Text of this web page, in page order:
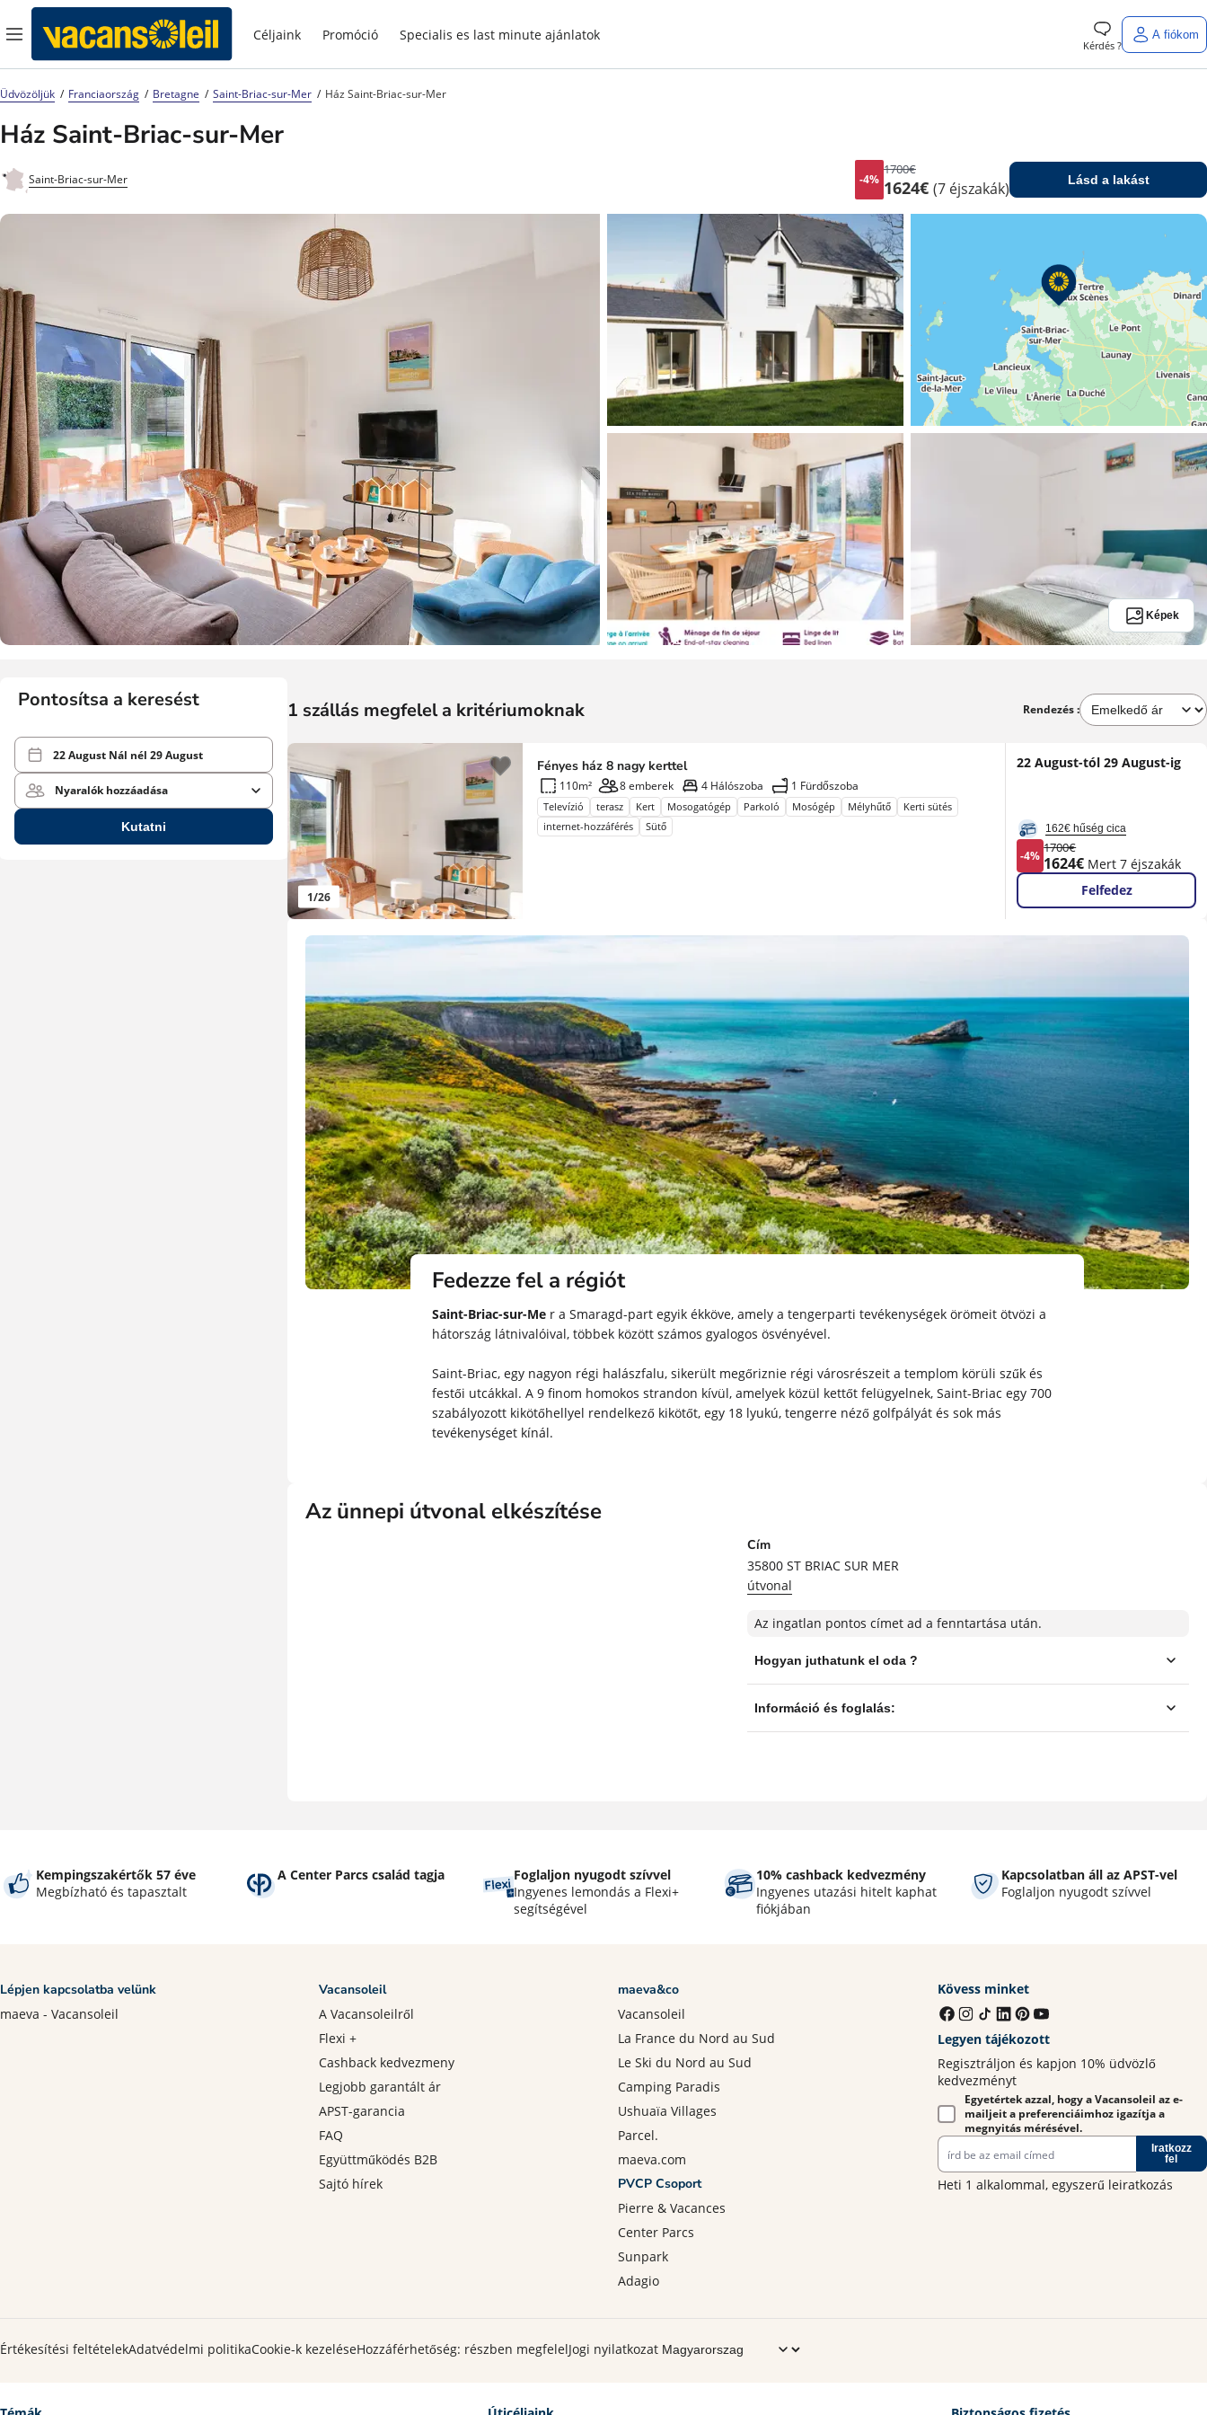
Céljaink Promóció Specialis es last minute ajánlatok
Kérdés ?
A fiókom
Üdvözöljük Franciaország Bretagne Saint-Briac-sur-Mer Ház Saint-Briac-sur-Mer
Ház Saint-Briac-sur-Mer
Saint-Briac-sur-Mer -4%
1700€
1624€ (7 éjszakák) Lásd a lakást
Képek
Pontosítsa a keresést
22 August Nál nél 29 August
Nyaralók hozzáadása
Kutatni
1 szállás megfelel a kritériumoknak Rendezés :
1/26
Fényes ház 8 nagy kerttel
110m² 8 emberek 4 Hálószoba 1 Fürdőszoba
Televízió terasz Kert Mosogatógép Parkoló Mosógép Mélyhűtő
Kerti sütés
internet-hozzáférés
Sütő
22 August-tól 29 August-ig
162€ hűség cica
-4%
Korábbi
díj
1700€
Új
ár
1624€ Mert 7 éjszakák
Felfedez
Fedezze fel a régiót
Saint-Briac-sur-Me r a Smaragd-part egyik ékköve, amely a tengerparti tevékenységek örömeit ötvözi a
hátország látnivalóival, többek között számos gyalogos ösvényével.
Saint-Briac, egy nagyon régi halászfalu, sikerült megőriznie régi városrészeit a templom körüli szűk és
festői utcákkal. A 9 finom homokos strandon kívül, amelyek közül kettőt felügyelnek, Saint-Briac egy 700
szabályozott kikötőhellyel rendelkező kikötőt, egy 18 lyukú, tengerre néző golfpályát és sok más
tevékenységet kínál.
Az ünnepi útvonal elkészítése
Cím
35800 ST BRIAC SUR MER
útvonal
Az ingatlan pontos címet ad a fenntartása után.
Kempingszakértők 57 éve
Megbízható és tapasztalt
A Center Parcs család tagja
Foglaljon nyugodt szívvel
Ingyenes lemondás a Flexi+
segítségével
10% cashback kedvezmény
Ingyenes utazási hitelt kaphat
fiókjában
Kapcsolatban áll az APST-vel
Foglaljon nyugodt szívvel
Lépjen kapcsolatba velünk
maeva - Vacansoleil
Vacansoleil
A Vacansoleilről
Flexi +
Cashback kedvezmeny
Legjobb garantált ár
APST-garancia
FAQ
Együttműködés B2B
Sajtó hírek
maeva&co
Vacansoleil
La France du Nord au Sud
Le Ski du Nord au Sud
Camping Paradis
Ushuaïa Villages
Parcel.
maeva.com
PVCP Csoport
Pierre & Vacances
Center Parcs
Sunpark
Adagio
Kövess minket
Legyen tájékozott
Regisztráljon és kapjon 10% üdvözlő
kedvezményt
Egyetértek azzal, hogy a Vacansoleil az e-
mailjeit a preferenciáimhoz igazítja a
megnyitás mérésével.
Iratkozz
fel
Heti 1 alkalommal, egyszerű leiratkozás
Értékesítési feltételekAdatvédelmi politikaCookie-k kezeléseHozzáférhetőség: részben megfelelJogi nyilatkozat